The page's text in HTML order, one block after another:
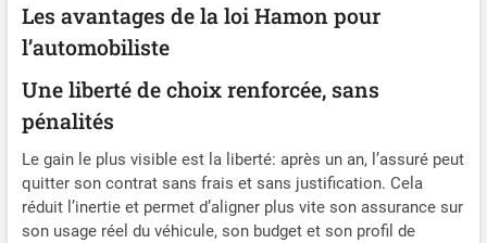
Les avantages de la loi Hamon pour
l’automobiliste
Une liberté de choix renforcée, sans
pénalités
Le gain le plus visible est la liberté: après un an, l’assuré peut
quitter son contrat sans frais et sans justification. Cela
réduit l’inertie et permet d’aligner plus vite son assurance sur
son usage réel du véhicule, son budget et son profil de